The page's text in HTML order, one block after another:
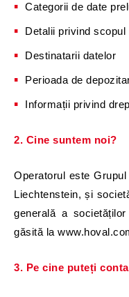
Categorii de date
Detalii privind
Destinatarii datelor
Perioada de
Informații privind
2. Cine suntem noi?
Operatorul este
Liechtenstein, și
generală a
găsită la
3. Pe cine puteți